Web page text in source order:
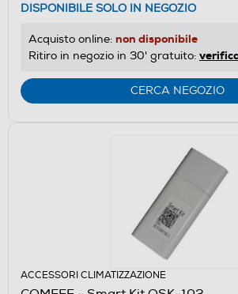
DISPONIBILE SOLO IN NEGOZIO
Acquisto online: non disponibile
Ritiro in negozio in 30' gratuito:
CERCA NEGOZIO
ACCESSORI CLIMATIZZAZIONE